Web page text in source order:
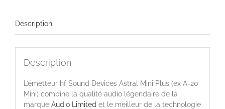
Émetteur
Description
Description
L’émetteur hf Sound Devices Astral Mini Plus (ex A-20
Mini) combine la qualité audio légendaire de la
marque Audio Limited et le meilleur de la technologie